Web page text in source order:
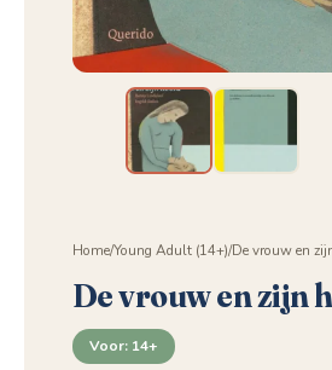
Home/Young Adult (14+)/De vrouw en
De vrouw en zijn
Voor: 14+